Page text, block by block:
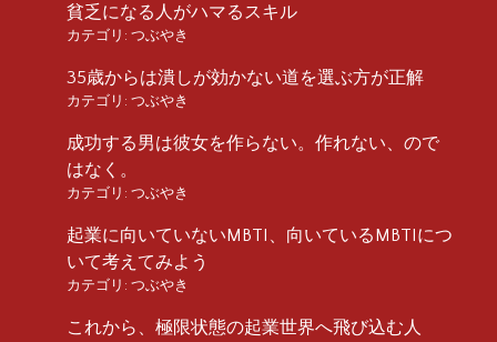
貧乏になる人がハマるスキル
カテゴリ: つぶやき
35歳からは潰しが効かない道を選ぶ方が正解
カテゴリ: つぶやき
成功する男は彼女を作らない。作れない、ので
はなく。
カテゴリ: つぶやき
起業に向いていないMBTI、向いているMBTIにつ
いて考えてみよう
カテゴリ: つぶやき
これから、極限状態の起業世界へ飛び込む人